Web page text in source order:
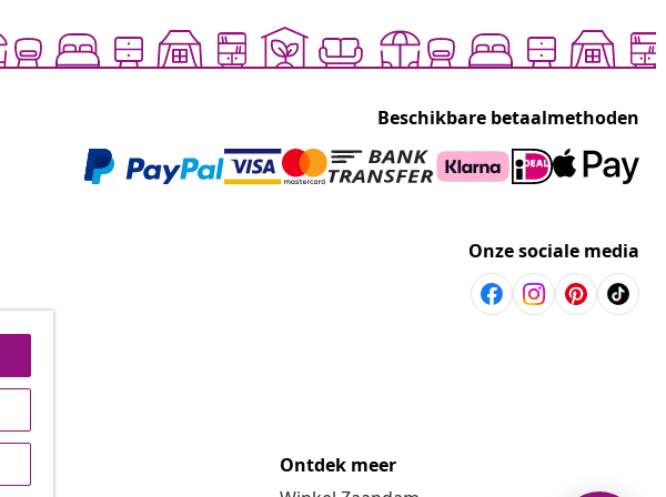
Beschikbare betaalmethoden
Onze sociale media
Ontdek meer